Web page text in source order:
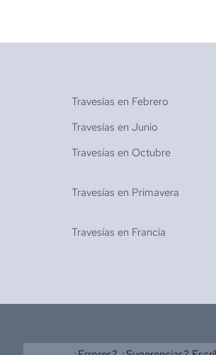
Travesías en Febrero
Travesías en Junio
Travesías en Octubre
Travesías en Primavera
Travesías en Francia